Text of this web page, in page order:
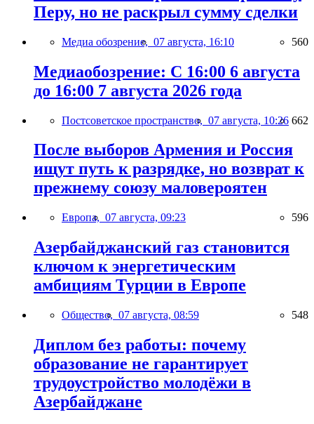
Перу, но не раскрыл сумму сделки
Медиа обозрение, 07 августа, 16:10 560
Медиаобозрение: С 16:00 6 августа
до 16:00 7 августа 2026 года
Постсоветское пространство, 07 августа, 10:26 662
После выборов Армения и Россия
ищут путь к разрядке, но возврат к
прежнему союзу маловероятен
Европа, 07 августа, 09:23 596
Азербайджанский газ становится
ключом к энергетическим
амбициям Турции в Европе
Общество, 07 августа, 08:59 548
Диплом без работы: почему
образование не гарантирует
трудоустройство молодёжи в
Азербайджане